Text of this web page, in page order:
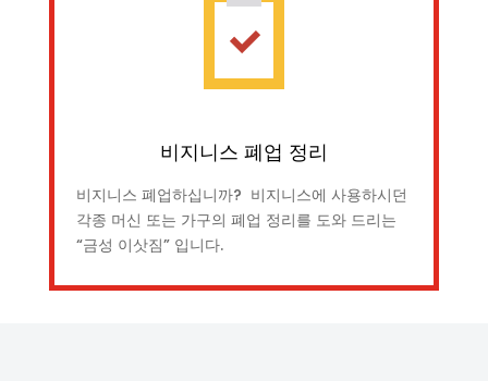
비지니스 폐업 정리
비지니스 폐업하십니까? 비지니스에 사용하시던
각종 머신 또는 가구의 폐업 정리를 도와 드리는
“금성 이삿짐” 입니다.